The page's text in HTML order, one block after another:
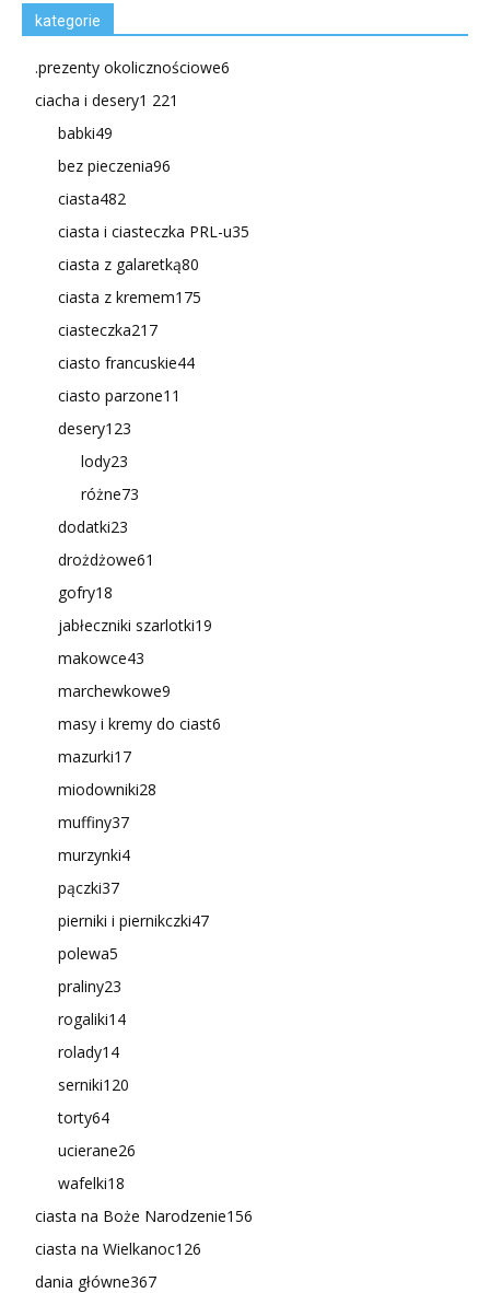
kategorie
.prezenty okolicznościowe6
ciacha i desery1 221
babki49
bez pieczenia96
ciasta482
ciasta i ciasteczka PRL-u35
ciasta z galaretką80
ciasta z kremem175
ciasteczka217
ciasto francuskie44
ciasto parzone11
desery123
lody23
różne73
dodatki23
drożdżowe61
gofry18
jabłeczniki szarlotki19
makowce43
marchewkowe9
masy i kremy do ciast6
mazurki17
miodowniki28
muffiny37
murzynki4
pączki37
pierniki i piernikczki47
polewa5
praliny23
rogaliki14
rolady14
serniki120
torty64
ucierane26
wafelki18
ciasta na Boże Narodzenie156
ciasta na Wielkanoc126
dania główne367